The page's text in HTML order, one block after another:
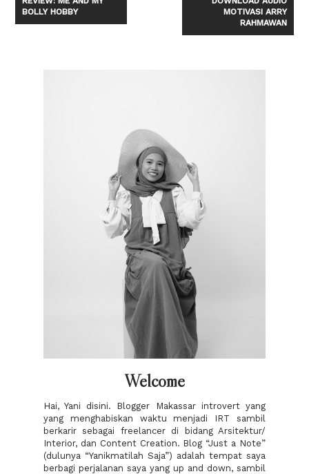
BOLLY HOBBY
MOTIVASI ARRY
RAHMAWAN
Welcome
Hai, Yani disini. Blogger Makassar introvert yang
yang menghabiskan waktu menjadi IRT sambil
berkarir sebagai freelancer di bidang Arsitektur/
Interior, dan Content Creation. Blog “Just a Note”
(dulunya “Yanikmatilah Saja”) adalah tempat saya
berbagi perjalanan saya yang up and down, sambil